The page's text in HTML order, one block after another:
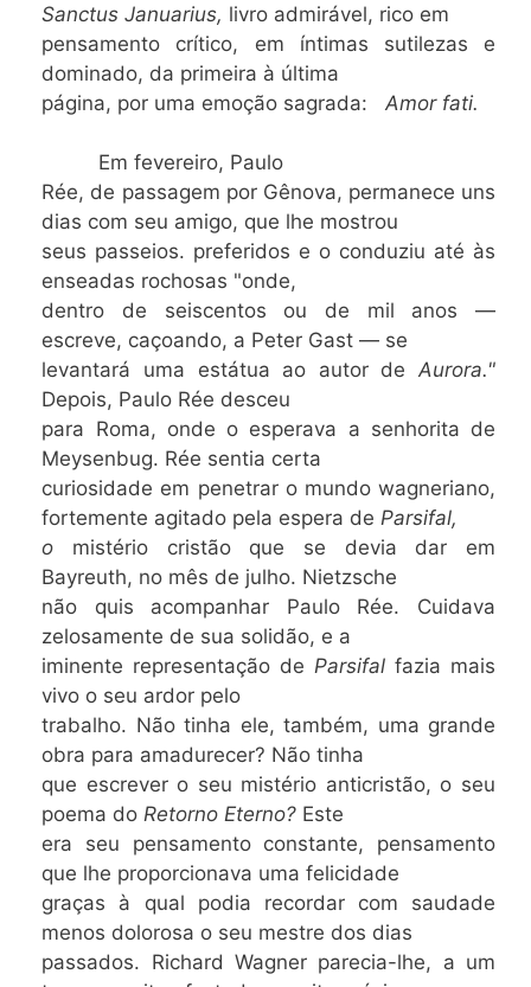
Sanctus Januarius, livro admirável, rico em
pensamento crítico, em íntimas sutilezas e
dominado, da primeira à última
página, por uma emoção sagrada:Amor fati.
Em fevereiro, Paulo
Rée, de passagem por Gênova, permanece uns
dias com seu amigo, que lhe mostrou
seus passeios. preferidos e o conduziu até às
enseadas rochosas "onde,
dentro de seiscentos ou de mil anos —
escreve, caçoando, a Peter Gast — se
levantará uma estátua ao autor de Aurora."
Depois, Paulo Rée desceu
para Roma, onde o esperava a senhorita de
Meysenbug. Rée sentia certa
curiosidade em penetrar o mundo wagneriano,
fortemente agitado pela espera deParsifal,
o mistério cristão que se devia dar em
Bayreuth, no mês de julho. Nietzsche
não quis acompanhar Paulo Rée. Cuidava
zelosamente de sua solidão, e a
iminente representação deParsifalfazia mais
vivo o seu ardor pelo
trabalho. Não tinha ele, também, uma grande
obra para amadurecer? Não tinha
que escrever o seu mistério anticristão, o seu
poema doRetorno Eterno? Este
era seu pensamento constante, pensamento
que lhe proporcionava uma felicidade
graças à qual podia recordar com saudade
menos dolorosa o seu mestre dos dias
passados. Richard Wagner parecia-lhe, a um